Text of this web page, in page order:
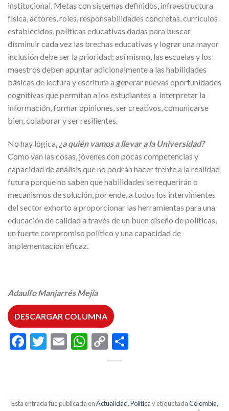
institucional. Metas con sistemas definidos, infraestructura
física, actores, roles, responsabilidades concretas, currículos
establecidos, políticas educativas dadas para buscar
disminuir cada vez las brechas educativas y lograr una mayor
inclusión debe ser la prioridad; así mismo, las escuelas y los
maestros deben apuntar adicionalmente a las habilidades
básicas de lectura y escritura a generar nuevas oportunidades
cognitivas que permitan a los estudiantes a interpretar la
información, formar opiniones, ser creativos, comunicarse
bien, colaborar y ser resilientes.
No hay lógica, ¿a quién vamos a llevar a la Universidad?
Como van las cosas, jóvenes con pocas competencias y
capacidad de análisis que no podrán hacer frente a la realidad
futura porque no saben que habilidades se requerirán o
mecanismos de solución, por ende, a todos los intervinientes
del sector exhorto a proporcionar las herramientas para una
educación de calidad a través de un buen diseño de políticas,
un fuerte compromiso político y una capacidad de
implementación eficaz.
Adaulfo Manjarrés Mejía
DESCARGAR COLUMNA
Facebook
Twitter
EmailWhatsApp
Copy
Link
Esta entrada fue publicada enActualidad,Políticay etiquetadaColombia,